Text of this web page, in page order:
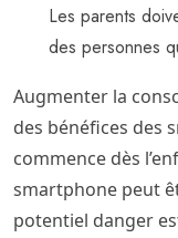
Les parents
des personnes
Augmenter la
des bénéfices des
commence dès
smartphone peut
potentiel danger